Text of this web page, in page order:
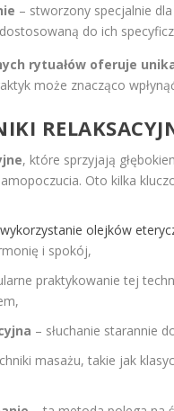
– stworzony specjalnie
do ich
rytuałów oferuje
może znacząco
, które sprzyjają
Oto kilka
wykorzystanie olejków
i spokój,
praktykowanie tej
– słuchanie starannie
masażu, takie jak